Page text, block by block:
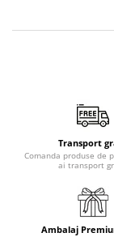
Transport
Comanda produse de
ai transport
Ambalaj